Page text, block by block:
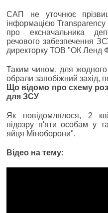
САП не уточнює
інформацією
про ексначальника
речового забезпечення
директорку ТОВ "ОК Ленд
Таким чином, для жодного
обрали запобіжний захід,
Що відомо про схему
для ЗСУ
Як повідомлялося, 2
підозру п'яти особам у
яйця Міноборони".
Відео на тему: